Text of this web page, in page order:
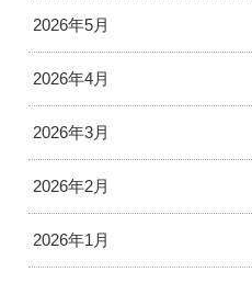
2026年5月
2026年4月
2026年3月
2026年2月
2026年1月